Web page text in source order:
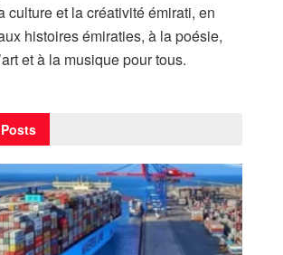
culture et la créativité émirati, en
histoires émiraties, à la poésie,
et à la musique pour tous.
Posts